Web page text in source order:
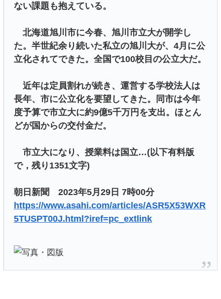
ない課題も抱えている。
北海道旭川市に今春、旭川市立大が開学し
た。半世紀余り続いた私立の旭川大が、4月に公
立化されてできた。全国で100校目の公立大だ。
近年は定員割れが続き、運営する学校法人は
長年、市に公立化を要望してきた。同市は今年
度予算で市立大に約9億5千万円を支出。ほとん
どが国からの交付金だ。
市立大になり、授業料は国立…(以下有料版
で，残り1351文字)
朝日新聞 2023年5月29日 7時00分
https://www.asahi.com/articles/ASR5X53WXR
5TUSPT00J.html?iref=pc_extlink